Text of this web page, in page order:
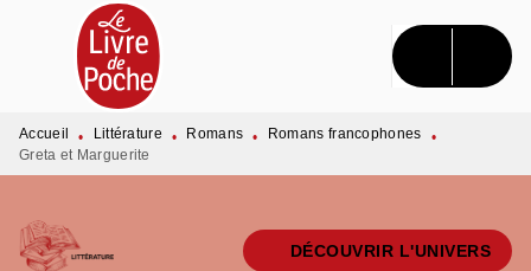
MENU RECHERCHE CONTENU
PIED DE PAGE
Accueil • Littérature • Romans • Romans francophones
•
Greta et Marguerite
DÉCOUVRIR L'UNIVERS